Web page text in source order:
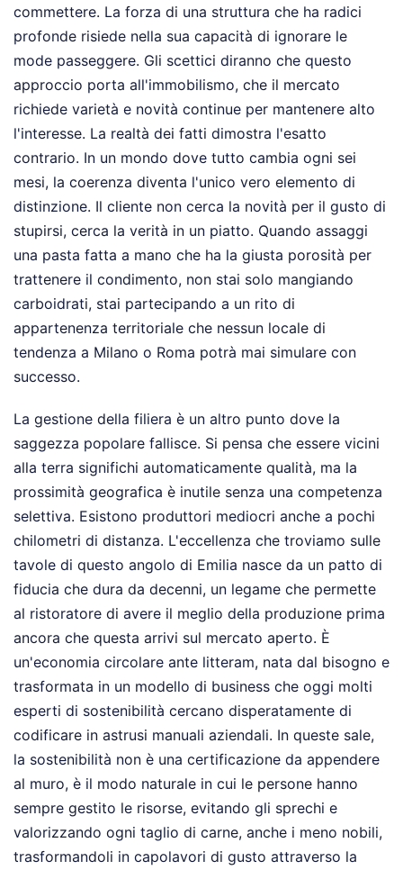
commettere. La forza di una struttura che ha radici
profonde risiede nella sua capacità di ignorare le
mode passeggere. Gli scettici diranno che questo
approccio porta all'immobilismo, che il mercato
richiede varietà e novità continue per mantenere alto
l'interesse. La realtà dei fatti dimostra l'esatto
contrario. In un mondo dove tutto cambia ogni sei
mesi, la coerenza diventa l'unico vero elemento di
distinzione. Il cliente non cerca la novità per il gusto di
stupirsi, cerca la verità in un piatto. Quando assaggi
una pasta fatta a mano che ha la giusta porosità per
trattenere il condimento, non stai solo mangiando
carboidrati, stai partecipando a un rito di
appartenenza territoriale che nessun locale di
tendenza a Milano o Roma potrà mai simulare con
successo.
La gestione della filiera è un altro punto dove la
saggezza popolare fallisce. Si pensa che essere vicini
alla terra significhi automaticamente qualità, ma la
prossimità geografica è inutile senza una competenza
selettiva. Esistono produttori mediocri anche a pochi
chilometri di distanza. L'eccellenza che troviamo sulle
tavole di questo angolo di Emilia nasce da un patto di
fiducia che dura da decenni, un legame che permette
al ristoratore di avere il meglio della produzione prima
ancora che questa arrivi sul mercato aperto. È
un'economia circolare ante litteram, nata dal bisogno e
trasformata in un modello di business che oggi molti
esperti di sostenibilità cercano disperatamente di
codificare in astrusi manuali aziendali. In queste sale,
la sostenibilità non è una certificazione da appendere
al muro, è il modo naturale in cui le persone hanno
sempre gestito le risorse, evitando gli sprechi e
valorizzando ogni taglio di carne, anche i meno nobili,
trasformandoli in capolavori di gusto attraverso la